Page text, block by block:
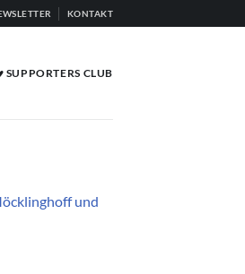
KONTAKT
SUPPORTERS CLUB
und